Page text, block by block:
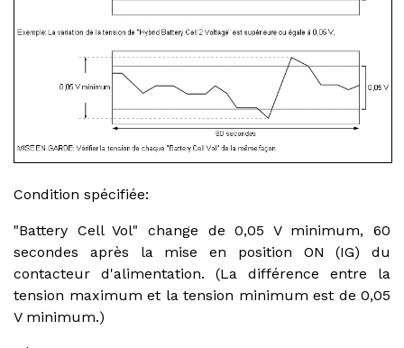
Condition spécifiée:
"Battery Cell Vol" change de 0,05 V minimum, 60
secondes après la mise en position ON (IG) du
contacteur d'alimentation. (La différence entre la
tension maximum et la tension minimum est de 0,05
V minimum.)